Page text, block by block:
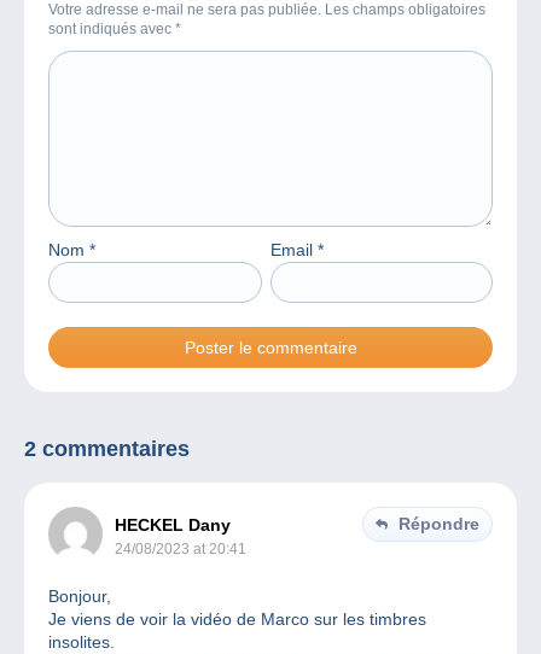
Votre adresse e-mail ne sera pas publiée. Les champs obligatoires
sont indiqués avec *
Nom * Email *
2 commentaires
HECKEL Dany
24/08/2023 at 20:41
Répondre
Bonjour,
Je viens de voir la vidéo de Marco sur les timbres
insolites.